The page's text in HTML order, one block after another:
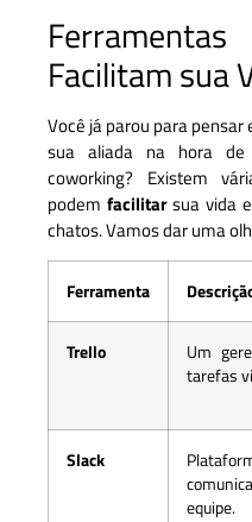
Facilitam sua
Você já parou para pensar
sua aliada na hora
coworking? Existem
podem facilitarsua vida
chatos. Vamos dar uma
Ferramenta
Trello
Um
tarefas
Slack
equipe.